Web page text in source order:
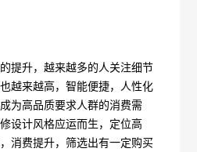
升，越来越多的人关注细节
越来越高，智能便捷，人性化
为高品质要求人群的消费需
设计风格应运而生，定位高
消费提升，筛选出有一定购买